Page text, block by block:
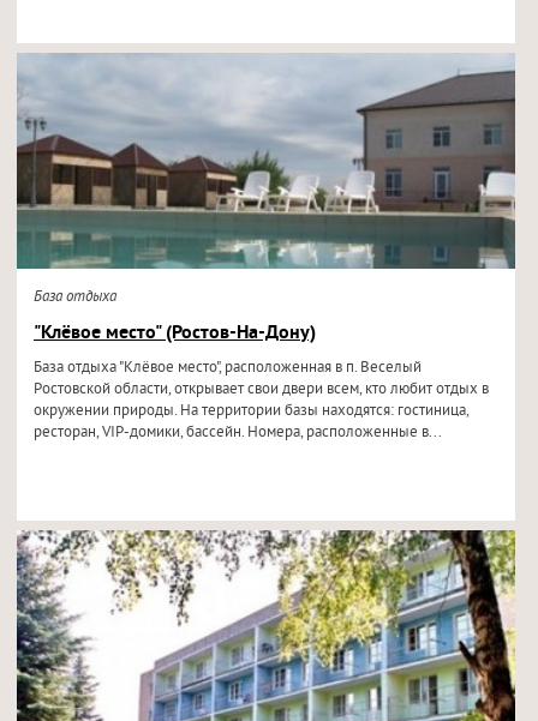
База отдыха
"Клёвое место" (Ростов-На-Дону)
База отдыха "Клёвое место", расположенная в п. Веселый
Ростовской области, открывает свои двери всем, кто любит отдых в
окружении природы. На территории базы находятся: гостиница,
ресторан, VIP-домики, бассейн. Номера, расположенные в...